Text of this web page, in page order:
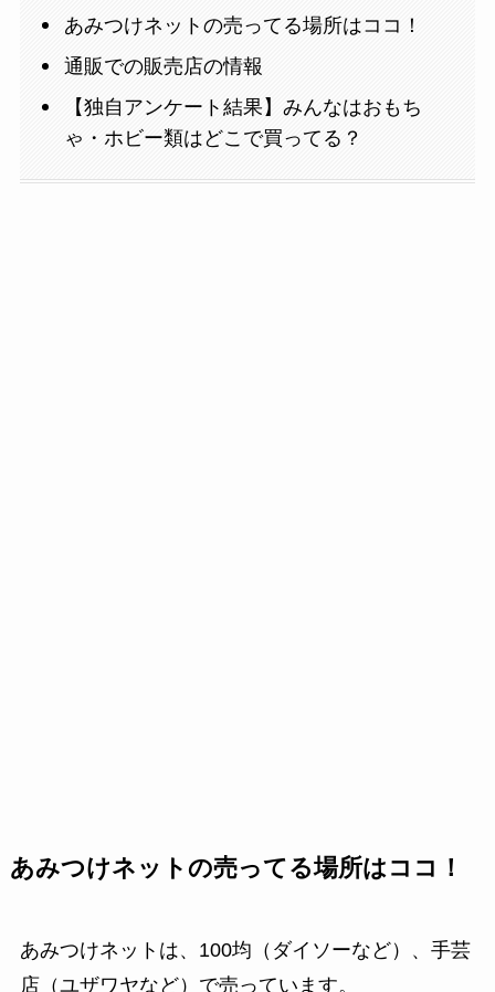
あみつけネットの売ってる場所はココ！
通販での販売店の情報
【独自アンケート結果】みんなはおもち
ゃ・ホビー類はどこで買ってる？
あみつけネットの売ってる場所はココ！
あみつけネットは、100均（ダイソーなど）、手芸
店（ユザワヤなど）で売っています。